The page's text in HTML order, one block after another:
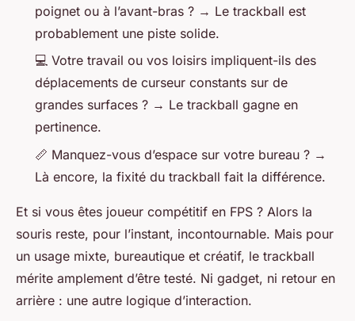
poignet ou à l’avant-bras ? → Le trackball est
probablement une piste solide.
💻 Votre travail ou vos loisirs impliquent-ils des
déplacements de curseur constants sur de
grandes surfaces ? → Le trackball gagne en
pertinence.
📏 Manquez-vous d’espace sur votre bureau ? →
Là encore, la fixité du trackball fait la différence.
Et si vous êtes joueur compétitif en FPS ? Alors la
souris reste, pour l’instant, incontournable. Mais pour
un usage mixte, bureautique et créatif, le trackball
mérite amplement d’être testé. Ni gadget, ni retour en
arrière : une autre logique d’interaction.